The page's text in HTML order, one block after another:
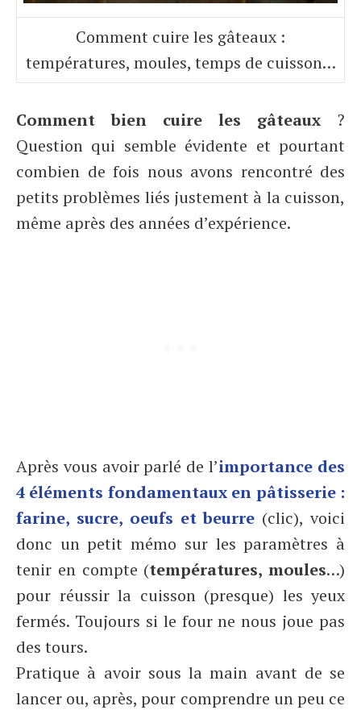
Comment cuire les gâteaux :
températures, moules, temps de cuisson…
Comment bien cuire les gâteaux ?
Question qui semble évidente et pourtant
combien de fois nous avons rencontré des
petits problèmes liés justement à la cuisson,
même après des années d’expérience.
Après vous avoir parlé de l’importance des
4 éléments fondamentaux en pâtisserie :
farine, sucre, oeufs et beurre (clic), voici
donc un petit mémo sur les paramètres à
tenir en compte (températures, moules…)
pour réussir la cuisson (presque) les yeux
fermés. Toujours si le four ne nous joue pas
des tours.
Pratique à avoir sous la main avant de se
lancer ou, après, pour comprendre un peu ce